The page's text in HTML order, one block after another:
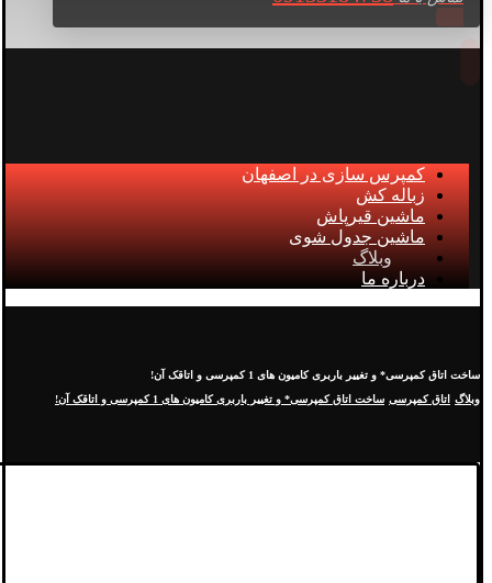
کمپرس سازی در اصفهان
زباله کش
ماشین قیرپاش
ماشین جدول شوی
وبلاگ
درباره ما
ساخت اتاق کمپرسی* و تغییر باربری کامیون های 1 کمپرسی و اتاقک آن!
وبلاگ اتاق کمپرسی ساخت اتاق کمپرسی* و تغییر باربری کامیون های 1 کمپرسی و اتاقک آن!